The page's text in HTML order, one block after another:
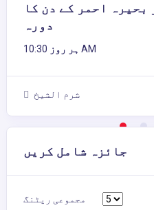
بحیرہ احمر کے دن کا
دورہ
ہر روز 10:30 AM
شرم الشیخ
جائزہ شامل کریں
مجموعی ریٹنگ